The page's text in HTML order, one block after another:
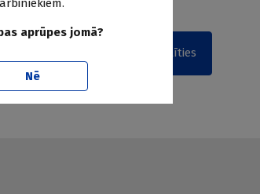
Pierakstīties
aprūpes jomā?
Nē